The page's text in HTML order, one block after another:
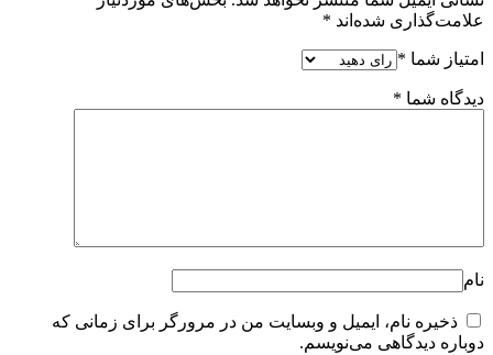
علامت‌گذاری شده‌اند *
امتیاز شما *
دیدگاه شما *
نام
ذخیره نام، ایمیل و وبسایت من در مرورگر برای زمانی که
دوباره دیدگاهی می‌نویسم.